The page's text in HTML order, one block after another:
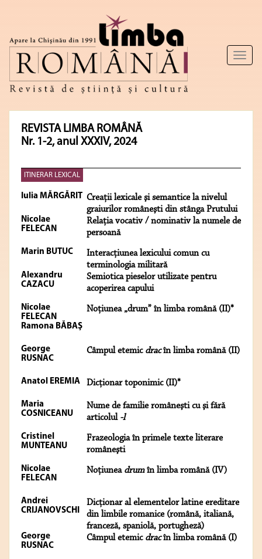
Toggle
REVISTA LIMBA ROMÂNĂ
Nr. 1-2, anul XXXIV, 2024
ITINERAR LEXICAL
Iulia MĂRGĂRIT Creaţii lexicale şi semantice la nivelul
graiurilor româneşti din stânga Prutului
Nicolae
FELECAN
Relaţia vocativ / nominativ la numele de
persoană
Marin BUTUC
Interacţiunea lexicului comun cu
terminologia militară
Alexandru
CAZACU
Semiotica pieselor utilizate pentru
acoperirea capului
Nicolae
FELECAN
Ramona BĂBAŞ
Noţiunea „drum” în limba română (II)*
George
RUSNAC
Câmpul etemic dracîn limba română (II)
Anatol EREMIA Dicţionar toponimic (II)*
Maria
COSNICEANU
Nume de familie româneşti cu şi fără
articolul -l
Cristinel
MUNTEANU
Frazeologia în primele texte literare
româneşti
Nicolae
FELECAN
Noţiunea drumîn limba română (IV)
Andrei
CRIJANOVSCHI
Dicţionar al elementelor latine ereditare
din limbile romanice (română, italiană,
franceză, spaniolă, portugheză)
George
RUSNAC
Câmpul etemic dracîn limba română (I)